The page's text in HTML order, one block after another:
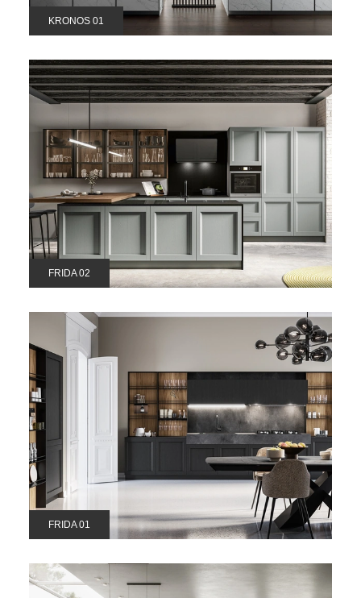
KRONOS 01
FRIDA 02
FRIDA 01